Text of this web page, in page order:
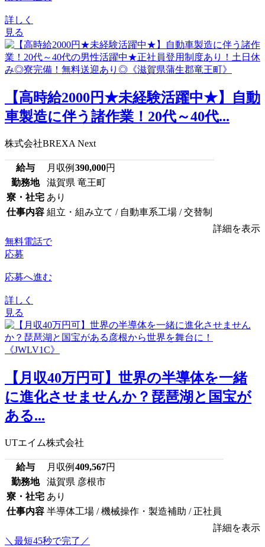
詳しく
見る
【高時給2000円★未経験活躍中★】自動
車製造に伴う諸作業！20代～40代...
株式会社BREXA Next
給与 月収例 390,000円
勤務地
滋賀県 竜王町
寮・社宅 あり
仕事内容 組立・組み立て / 自動車系工場 / 交替制
詳細を表示
無料電話で
応募
応募へ進む
詳しく
見る
【月収40万円可】世界の半導体を一緒
に進化させませんか？琵琶湖と国宝が
ある...
UTエイム株式会社
給与 月収例 409,567円
勤務地
滋賀県 彦根市
寮・社宅 あり
仕事内容 半導体工場 / 機械操作・製造補助 / 正社員
詳細を表示
＼最短45秒で完了／